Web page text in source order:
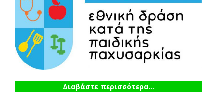
Διαβάστε περισσότερα...